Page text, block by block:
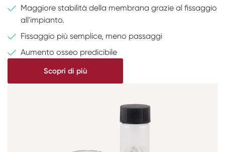
Maggiore stabilità della membrana grazie al fissaggio
all'impianto.
Fissaggio più semplice, meno passaggi
Aumento osseo predicibile
Scopri di più